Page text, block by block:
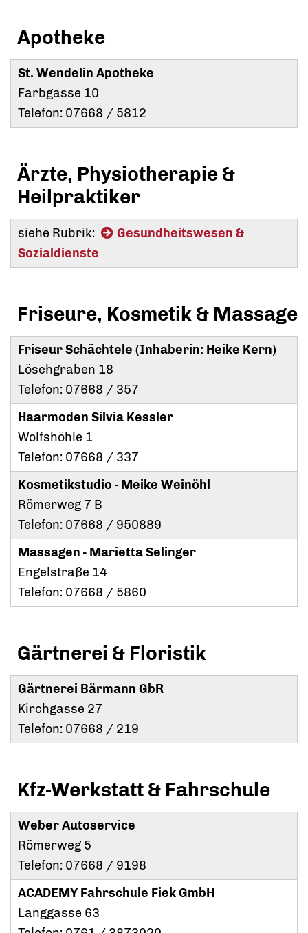
Apotheke
St. Wendelin Apotheke
Farbgasse 10
Telefon: 07668 / 5812
Ärzte, Physiotherapie &
Heilpraktiker
siehe Rubrik:
Gesundheitswesen &
Sozialdienste
Friseure, Kosmetik & Massage
Friseur Schächtele (Inhaberin: Heike Kern)
Löschgraben 18
Telefon: 07668 / 357
Haarmoden Silvia Kessler
Wolfshöhle 1
Telefon: 07668 / 337
Kosmetikstudio - Meike Weinöhl
Römerweg 7 B
Telefon: 07668 / 950889
Massagen - Marietta Selinger
Engelstraße 14
Telefon: 07668 / 5860
Gärtnerei & Floristik
Gärtnerei Bärmann GbR
Kirchgasse 27
Telefon: 07668 / 219
Kfz-Werkstatt & Fahrschule
Weber Autoservice
Römerweg 5
Telefon: 07668 / 9198
ACADEMY Fahrschule Fiek GmbH
Langgasse 63